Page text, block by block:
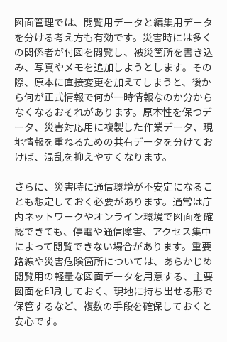
図面管理では、閲覧用データと編集用データ
を分ける考え方も有効です。災害時には多く
の関係者が付図を閲覧し、被災箇所を書き込
み、写真やメモを追加しようとします。その
際、原本に直接変更を加えてしまうと、後か
ら何が正式情報で何が一時情報なのか分から
なくなるおそれがあります。原本性を保つデ
ータ、災害対応用に複製した作業データ、現
地情報を重ねるための共有データを分けてお
けば、混乱を抑えやすくなります。
さらに、災害時に通信環境が不安定になるこ
とも想定しておく必要があります。通常は庁
内ネットワークやオンライン環境で図面を確
認できても、停電や通信障害、アクセス集中
によって閲覧できない場合があります。重要
路線や災害危険箇所については、あらかじめ
閲覧用の軽量な図面データを用意する、主要
図面を印刷しておく、現地に持ち出せる形で
保管するなど、複数の手段を確保しておくと
安心です。